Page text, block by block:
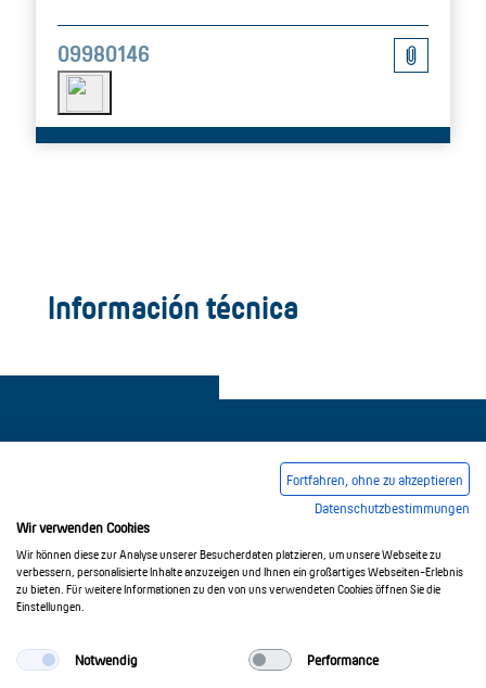
09980146
Información técnica
Condiciones comerciales generales
Política de privacidad
© 2017-2026 Doepke Schaltgeräte GmbH
Fortfahren, ohne zu akzeptieren
Datenschutzbestimmungen
Wir verwenden Cookies
Wir können diese zur Analyse unserer Besucherdaten platzieren, um unsere Webseite zu
verbessern, personalisierte Inhalte anzuzeigen und Ihnen ein großartiges Webseiten-Erlebnis
zu bieten. Für weitere Informationen zu den von uns verwendeten Cookies öffnen Sie die
Einstellungen.
Notwendig Performance